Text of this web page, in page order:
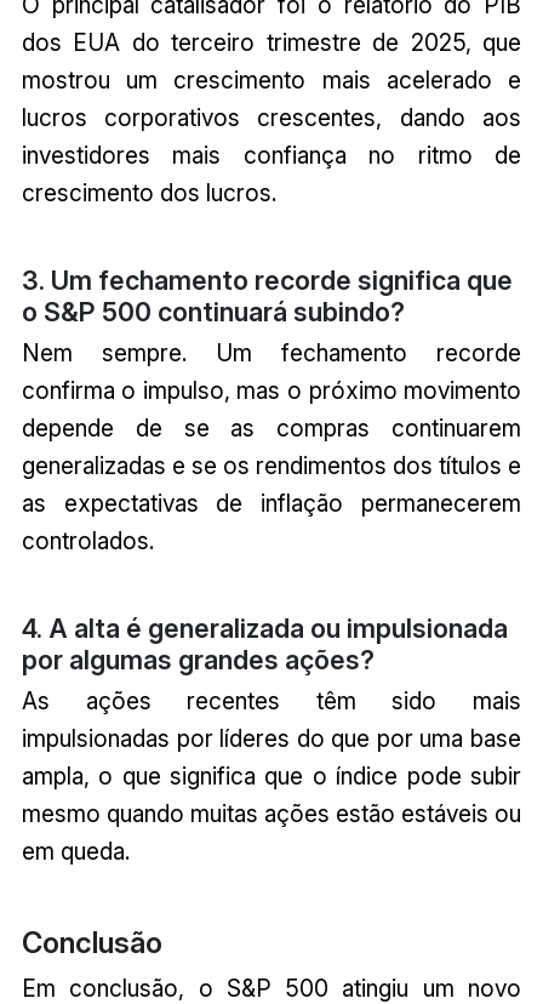
dos EUA do terceiro trimestre de 2025, que
mostrou um crescimento mais acelerado e
lucros corporativos crescentes, dando aos
investidores mais confiança no ritmo de
crescimento dos lucros.
3. Um fechamento recorde significa que
o S&P 500 continuará subindo?
Nem sempre. Um fechamento recorde
confirma o impulso, mas o próximo movimento
depende de se as compras continuarem
generalizadas e se os rendimentos dos títulos e
as expectativas de inflação permanecerem
controlados.
4. A alta é generalizada ou impulsionada
por algumas grandes ações?
As ações recentes têm sido mais
impulsionadas por líderes do que por uma base
ampla, o que significa que o índice pode subir
mesmo quando muitas ações estão estáveis ou
em queda.
Conclusão
Em conclusão, o S&P 500 atingiu um novo